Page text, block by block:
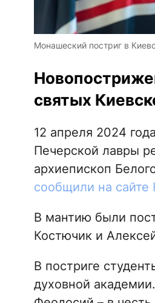
Монашеский постриг в
святых
12 апреля 2024
Печерской лавры
архиепископ
сообщили на сайте
В мантию были
Костючик и
В постриге
духовной